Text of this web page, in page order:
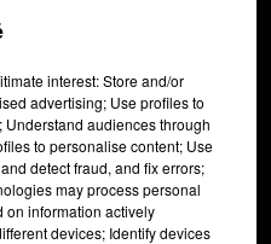
les
celle
interest: Store and/or
advertising; Use profiles to
audiences through
to personalise content; Use
detect fraud, and fix errors;
may process personal
on information actively
devices; Identify devices